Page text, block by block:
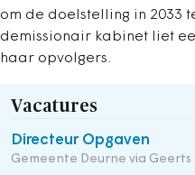
om de doelstelling in 2033
demissionair kabinet liet
haar opvolgers.
Vacatures
Directeur Opgaven
Gemeente Deurne via Geerts